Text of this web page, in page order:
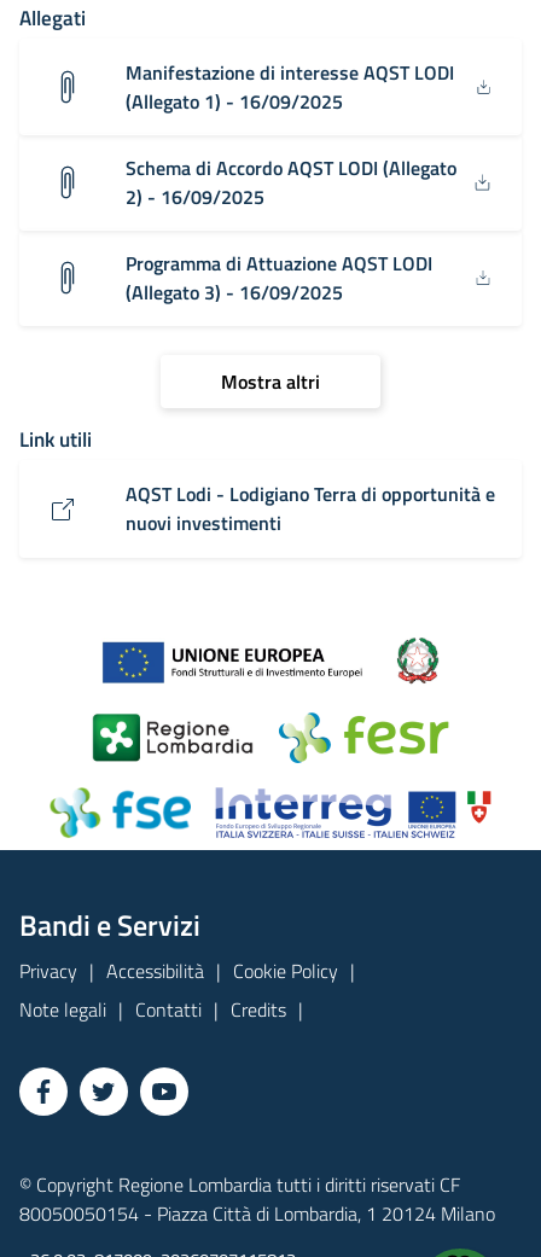
Allegati
Manifestazione di interesse AQST LODI
(Allegato 1) - 16/09/2025
Schema di Accordo AQST LODI (Allegato
2) - 16/09/2025
Programma di Attuazione AQST LODI
(Allegato 3) - 16/09/2025
Mostra altri
Link utili
AQST Lodi - Lodigiano Terra di opportunità e
nuovi investimenti
Bandi e Servizi
Privacy Accessibilità
Cookie Policy
Note legali
Contatti Credits
© Copyright Regione Lombardia tutti i diritti riservati CF
80050050154 - Piazza Città di Lombardia, 1 20124 Milano